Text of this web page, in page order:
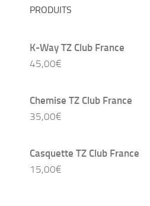
PRODUITS
K-Way TZ Club France
45,00€
Chemise TZ Club France
35,00€
Casquette TZ Club France
15,00€